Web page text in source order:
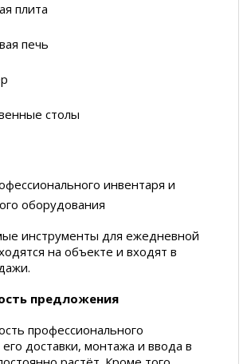
плита
печь
столы
инвентаря и
оборудования
инструменты для ежедневной
на объекте и входят в
предложения
профессионального
доставки, монтажа и ввода в